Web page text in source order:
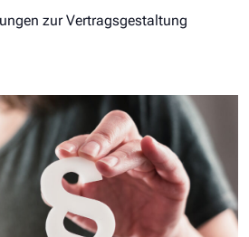
zur Vertragsgestaltung